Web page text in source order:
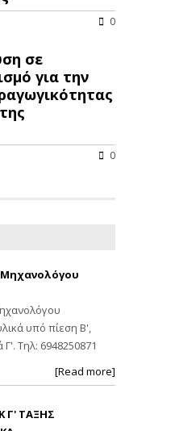
0
σε
για την
0
υπό πίεση Β',
Γ'. Τηλ: 6948250871
[Read more]
Γ' ΤΑΞΗΣ